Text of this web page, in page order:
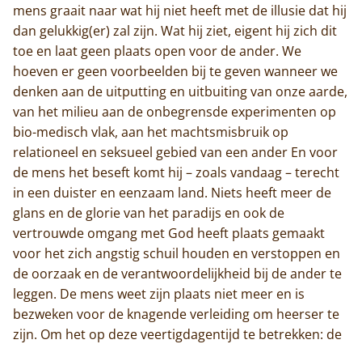
mens graait naar wat hij niet heeft met de illusie dat hij
dan gelukkig(er) zal zijn. Wat hij ziet, eigent hij zich dit
toe en laat geen plaats open voor de ander. We
hoeven er geen voorbeelden bij te geven wanneer we
denken aan de uitputting en uitbuiting van onze aarde,
van het milieu aan de onbegrensde experimenten op
bio-medisch vlak, aan het machtsmisbruik op
relationeel en seksueel gebied van een ander En voor
de mens het beseft komt hij – zoals vandaag – terecht
in een duister en eenzaam land. Niets heeft meer de
glans en de glorie van het paradijs en ook de
vertrouwde omgang met God heeft plaats gemaakt
voor het zich angstig schuil houden en verstoppen en
de oorzaak en de verantwoordelijkheid bij de ander te
leggen. De mens weet zijn plaats niet meer en is
bezweken voor de knagende verleiding om heerser te
zijn. Om het op deze veertigdagentijd te betrekken: de